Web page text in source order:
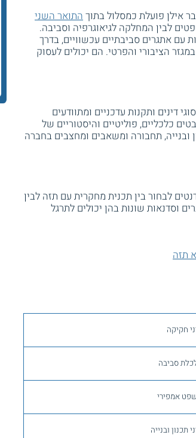
אילן פועלת כמסלול בתוךהתואר השני
לבין המחלקה לגיאוגרפיה וסביבה.
אתגרים סביבתיים עכשוויים, בדרך
הציבורי והפרטי. הם יכולים לעסוק
דינים ותקנות עדכניים ומתוודעים
כלכליים, פוליטיים והיסטוריים של
ובנייה, תחבורה ומשאבים ומחצבים בחברה
לבחור בין תכנית מחקרית עם תזה לבין
וסדנאות שונות בהן יכולים לתרגל
תזה
חקיקה
סביבה
אמפירי
תכנון ובנייה